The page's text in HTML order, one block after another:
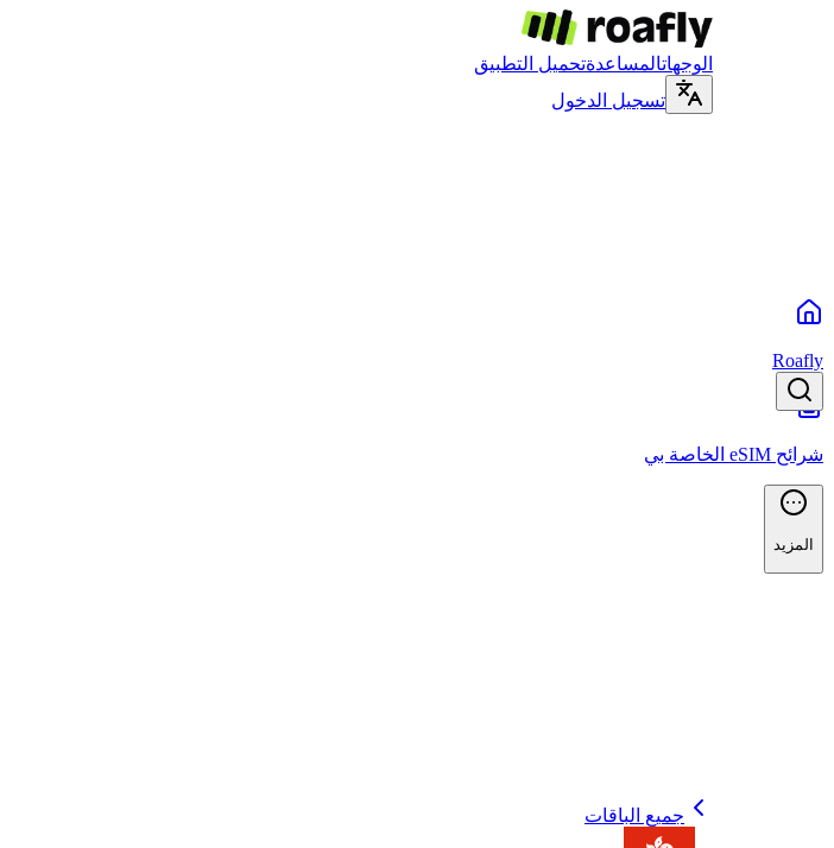
الوجهاتالمساعدةتحميل التطبيق
تسجيل الدخول
Roafly
شرائح eSIM الخاصة بي
المزيد
جميع الباقات